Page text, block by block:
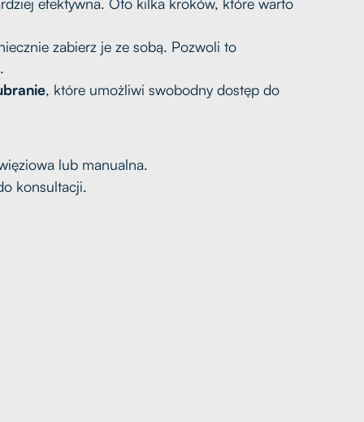
zabierz je ze sobą. Pozwoli to
, które umożliwi swobodny dostęp do
lub manualna.
konsultacji.